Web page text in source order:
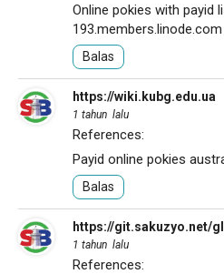
Online pokies with payid
193.members.linode.com
Balas
https://wiki.kubg.edu.ua
1 tahun lalu
References:
Payid online pokies
Balas
https://git.sakuzyo.net/
1 tahun lalu
References: